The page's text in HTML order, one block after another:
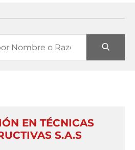
EN TÉCNICAS
S.A.S